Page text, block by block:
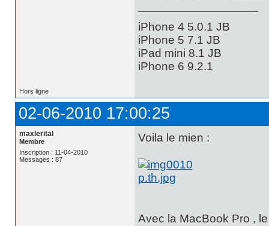
iPhone 4 5.0.1 JB
iPhone 5 7.1 JB
iPad mini 8.1 JB
iPhone 6 9.2.1
Hors ligne
02-06-2010 17:00:25
maxlerital
Membre
Inscription : 11-04-2010
Messages : 87
Voila le mien :
Avec la MacBook Pro ,